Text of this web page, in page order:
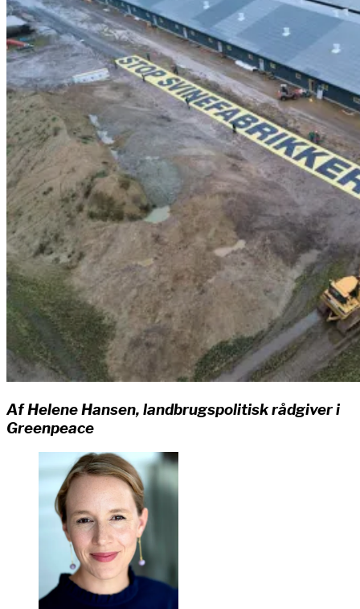
Af Helene Hansen, landbrugspolitisk rådgiver i
Greenpeace